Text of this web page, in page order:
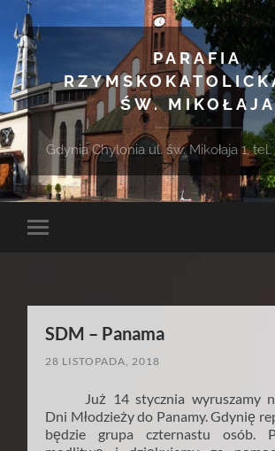
PARAFIA
ŚW. MIKOŁAJA
Gdynia Chylonia ul. św. Mikołaja 1,
Toggle
SDM – Panama
28 LISTOPADA, 2018
Już 14 stycznia wyruszamy
Dni Młodzieży do Panamy. Gdynię
będzie grupa czternastu